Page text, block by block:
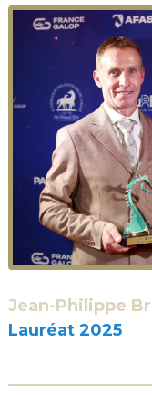
Jean-Philippe
Lauréat 2025